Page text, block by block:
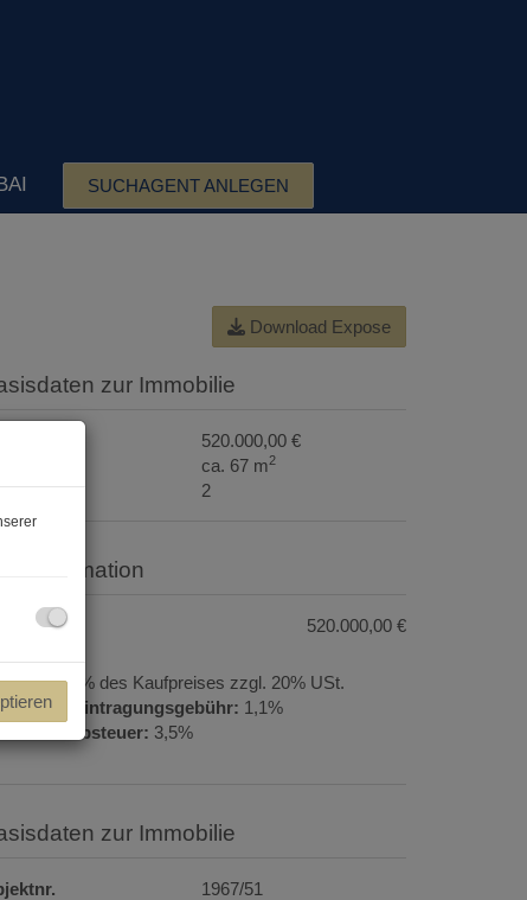
SUCHAGENT ANLEGEN
Download Expose
zur Immobilie
520.000,00 €
ca. 67 m2
2
Preisinformation
520.000,00 €
3% des Kaufpreises zzgl. 20% USt.
1,1%
3,5%
zur Immobilie
1967/51